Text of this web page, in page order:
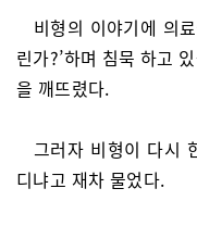
비형의 이야기에 의
린가?’하며 침묵 하고
을 깨뜨렸다.
그러자 비형이 다시
디냐고 재차 물었다.